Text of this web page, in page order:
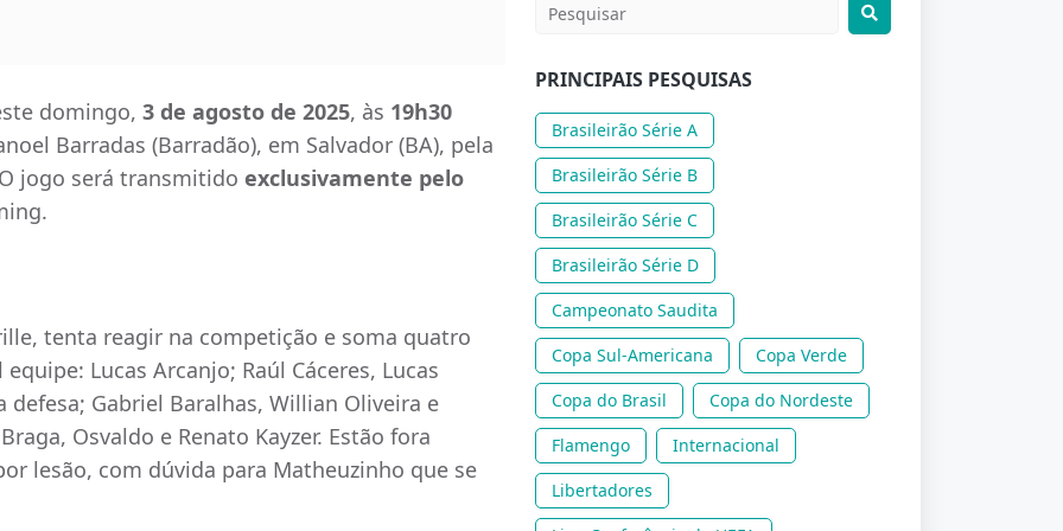
domingo, 3 de agosto de 2025, às 19h30
Barradas (Barradão), em Salvador (BA), pela
jogo será transmitido exclusivamente pelo
tenta reagir na competição e soma quatro
Lucas Arcanjo; Raúl Cáceres, Lucas
defesa; Gabriel Baralhas, Willian Oliveira e
Osvaldo e Renato Kayzer. Estão fora
lesão, com dúvida para Matheuzinho que se
PRINCIPAIS PESQUISAS
Brasileirão Série A
Brasileirão Série B
Brasileirão Série C
Brasileirão Série D
Campeonato Saudita
Copa Sul-Americana
Copa Verde
Copa do Brasil
Copa do Nordeste
Flamengo
Internacional
Libertadores